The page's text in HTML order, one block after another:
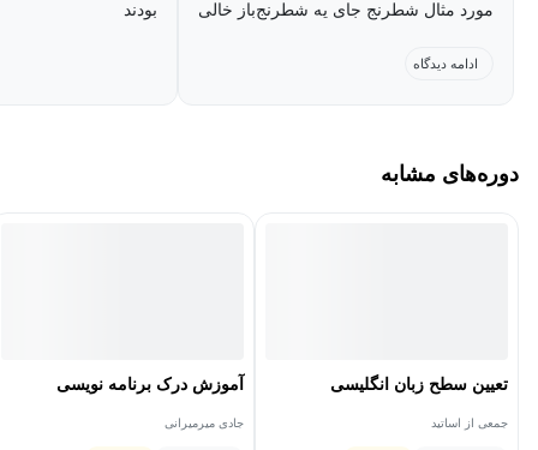
مورد مثال شطرنج جای یه شطرنج‌باز خالی
شاید بهتر باشه بگم من ارتباط زیادی
ادامه دیدگاه
بودند
دوره‌های مشابه
تعیین سطح زبان انگلیسی
جمعی از اساتید
آموزش درک برنامه نویسی
جادی میرمیرانی